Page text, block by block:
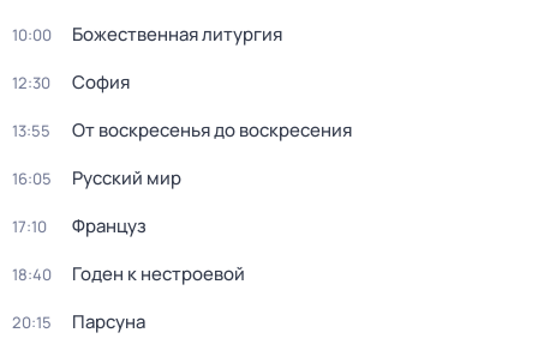
10:00 Божественная литургия
12:30 София
13:55 От воскресенья до воскресения
16:05 Русский мир
17:10 Француз
18:40 Годен к нестроевой
20:15 Парсуна